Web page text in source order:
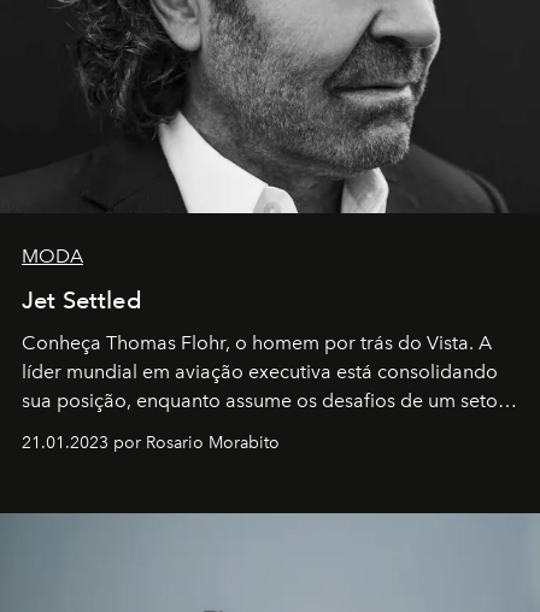
MODA
Jet Settled
Conheça Thomas Flohr, o homem por trás do Vista. A
líder mundial em aviação executiva está consolidando
sua posição, enquanto assume os desafios de um setor
em rápida evolução e redefinindo o conceito de luxo
21.01.2023 por Rosario Morabito